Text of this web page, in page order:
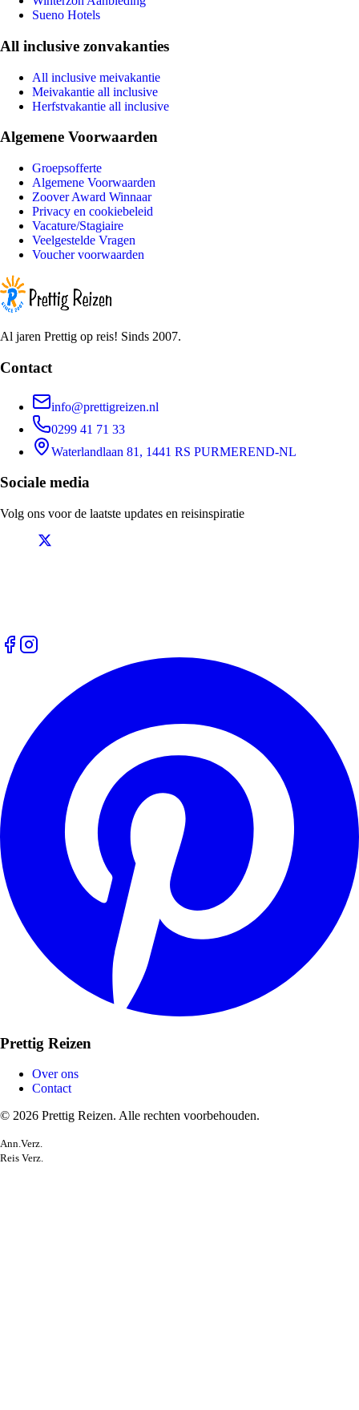
Sueno Hotels
All inclusive zonvakanties
All inclusive meivakantie
Meivakantie all inclusive
Herfstvakantie all inclusive
Algemene Voorwaarden
Groepsofferte
Algemene Voorwaarden
Zoover Award Winnaar
Privacy en cookiebeleid
Vacature/Stagiaire
Veelgestelde Vragen
Voucher voorwaarden
Al jaren Prettig op reis! Sinds 2007.
Contact
info@prettigreizen.nl
0299 41 71 33
Waterlandlaan 81, 1441 RS PURMEREND-NL
Sociale media
Volg ons voor de laatste updates en reisinspiratie
Prettig Reizen
Over ons
Contact
© 2026 Prettig Reizen. Alle rechten voorbehouden.
Ann.Verz.
Reis Verz.